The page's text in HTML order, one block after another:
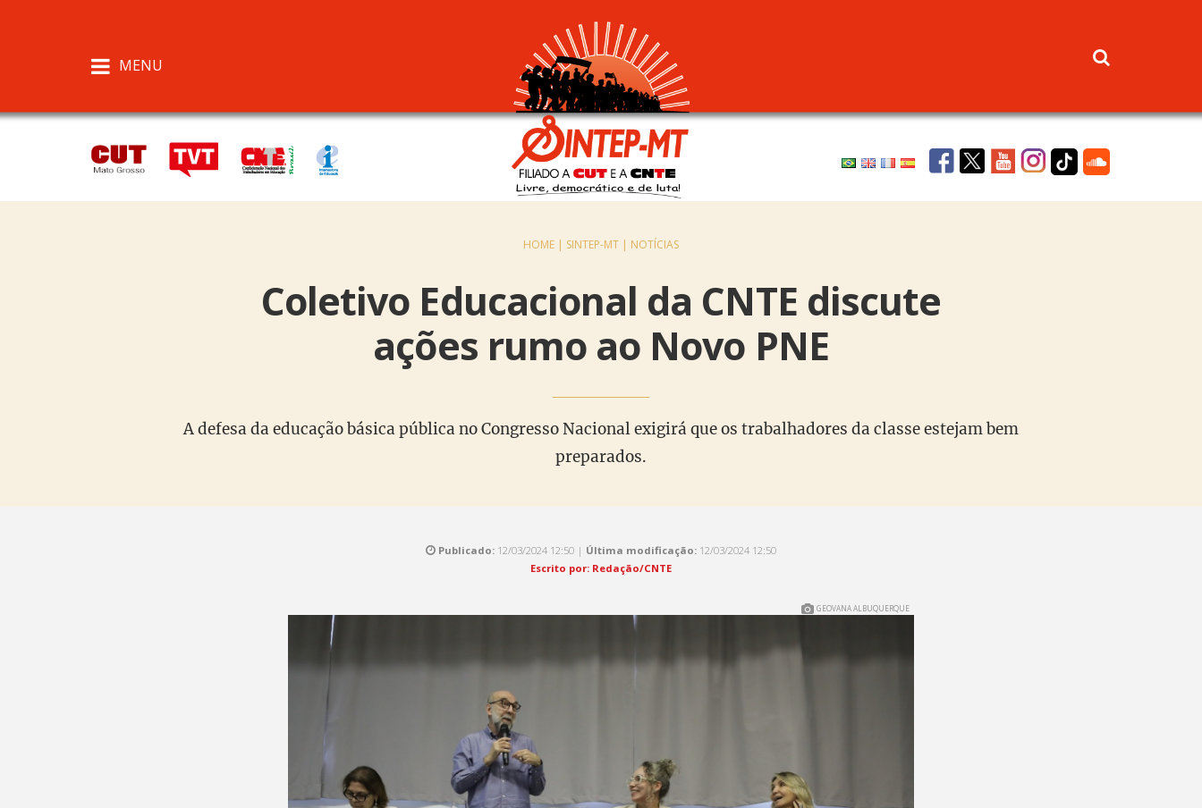
MENU
HOME | SINTEP-MT | NOTÍCIAS
Coletivo Educacional da CNTE discute
ações rumo ao Novo PNE
A defesa da educação básica pública no Congresso Nacional exigirá que os trabalhadores da classe estejam bem
preparados.
Publicado: 12/03/2024 12:50 | Última modificação: 12/03/2024 12:50
Escrito por: Redação/CNTE
GEOVANA ALBUQUERQUE